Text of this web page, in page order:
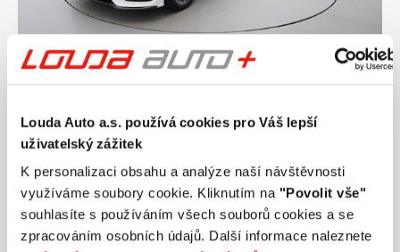
Louda Auto a.s. používá cookies pro Váš lepší
uživatelský zážitek
K personalizaci obsahu a analýze naší návštěvnosti
využíváme soubory cookie. Kliknutím na "Povolit vše"
souhlasíte s používáním všech souborů cookies a se
zpracováním osobních údajů. Další informace naleznete
MERCEDES-BENZ TŘÍDY C AMG-line 1.6 115
kW automat
126 127 km
115 kW
Palivo
Benzín
Převodovka
Automatická
459 990 Kčs DPH